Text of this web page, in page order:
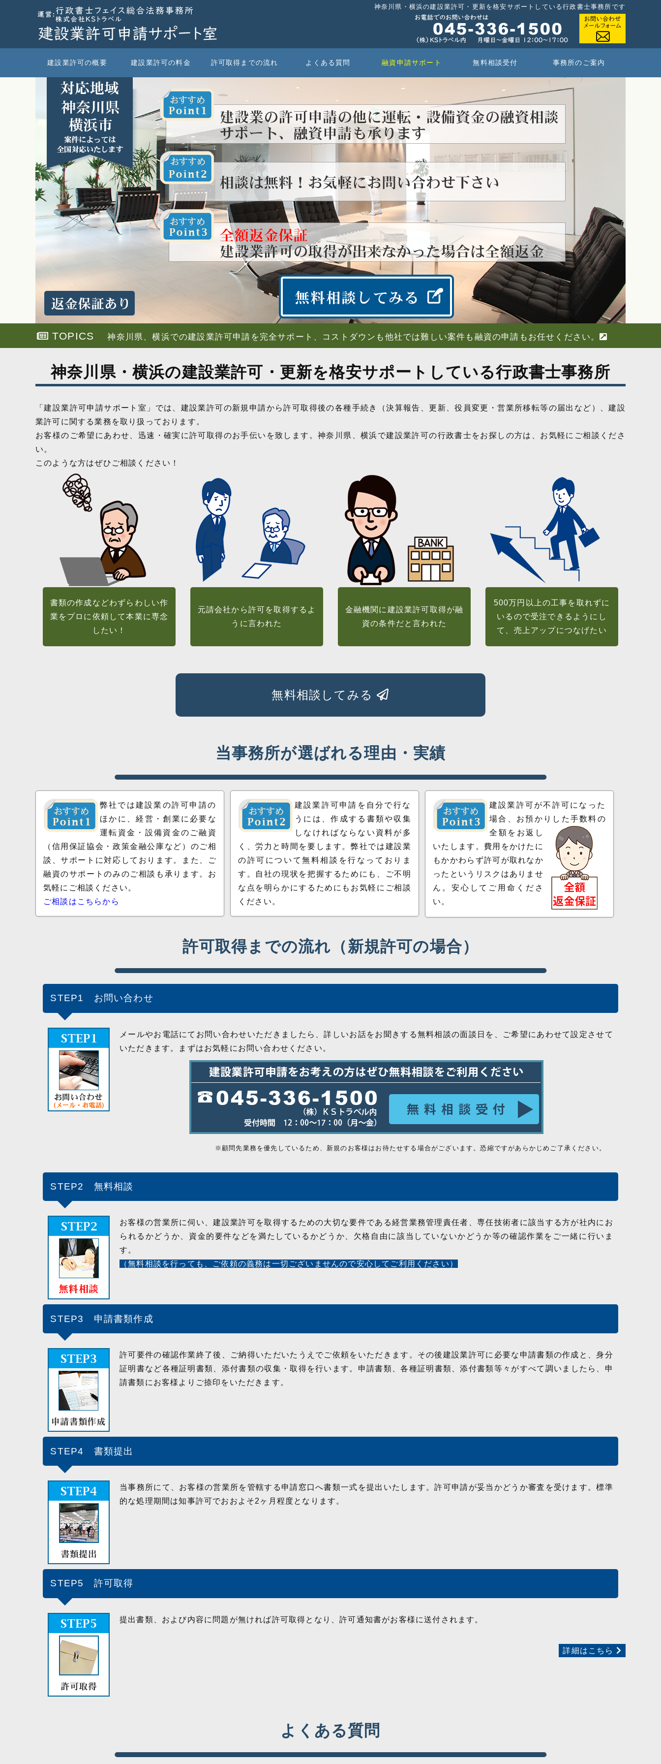
神奈川県・横浜の建設業許可・更新を格安サポートしている行政書士事務所です
建設業許可の概要 建設業許可の料金 許可取得までの流れ よくある質問 融資申請サポート 無料相談受付 事務所のご案内
TOPICS 神奈川県、横浜での建設業許可申請を完全サポート、コストダウンも他社では難しい案件も融資の申請もお任せください。
神奈川県・横浜の建設業許可・更新を格安サポートしている行政書士事務所
「建設業許可申請サポート室」では、建設業許可の新規申請から許可取得後の各種手続き（決算報告、更新、役員変更・営業所移転等の届出など）、建設
業許可に関する業務を取り扱っております。
お客様のご希望にあわせ、迅速・確実に許可取得のお手伝いを致します。神奈川県、横浜で建設業許可の行政書士をお探しの方は、お気軽にご相談くださ
い。
このような方はぜひご相談ください！
書類の作成などわずらわしい作
業をプロに依頼して本業に専念
したい！
元請会社から許可を取得するよ
うに言われた
金融機関に建設業許可取得が融
資の条件だと言われた
500万円以上の工事を取れずに
いるので受注できるようにし
て、売上アップにつなげたい
無料相談してみる
当事務所が選ばれる理由・実績
弊社では建設業の許可申請の
ほかに、経営・創業に必要な
運転資金・設備資金のご融資
（信用保証協会・政策金融公庫など）のご相
談、サポートに対応しております。また、ご
融資のサポートのみのご相談も承ります。お
気軽にご相談ください。
ご相談はこちらから
建設業許可申請を自分で行な
うには、作成する書類や収集
しなければならない資料が多
く、労力と時間を要します。弊社では建設業
の許可について無料相談を行なっておりま
す。自社の現状を把握するためにも、ご不明
な点を明らかにするためにもお気軽にご相談
ください。
建設業許可が不許可になった
場合、お預かりした手数料の
全額をお返し
いたします。費用をかけたに
もかかわらず許可が取れなか
ったというリスクはありませ
ん。安心してご用命くださ
い。
許可取得までの流れ（新規許可の場合）
STEP1 お問い合わせ
メールやお電話にてお問い合わせいただきましたら、詳しいお話をお聞きする無料相談の面談日を、ご希望にあわせて設定させて
いただきます。まずはお気軽にお問い合わせください。
※顧問先業務を優先しているため、新規のお客様はお待たせする場合がございます。恐縮ですがあらかじめご了承ください。
STEP2 無料相談
お客様の営業所に伺い、建設業許可を取得するための大切な要件である経営業務管理責任者、専任技術者に該当する方が社内にお
られるかどうか、資金的要件などを満たしているかどうか、欠格自由に該当していないかどうか等の確認作業をご一緒に行いま
す。
（無料相談を行っても、ご依頼の義務は一切ございませんので安心してご利用ください）
STEP3 申請書類作成
許可要件の確認作業終了後、ご納得いただいたうえでご依頼をいただきます。その後建設業許可に必要な申請書類の作成と、身分
証明書など各種証明書類、添付書類の収集・取得を行います。申請書類、各種証明書類、添付書類等々がすべて調いましたら、申
請書類にお客様よりご捺印をいただきます。
STEP4 書類提出
当事務所にて、お客様の営業所を管轄する申請窓口へ書類一式を提出いたします。許可申請が妥当かどうか審査を受けます。標準
的な処理期間は知事許可でおおよそ2ヶ月程度となります。
STEP5 許可取得
提出書類、および内容に問題が無ければ許可取得となり、許可通知書がお客様に送付されます。
詳細はこちら
よくある質問